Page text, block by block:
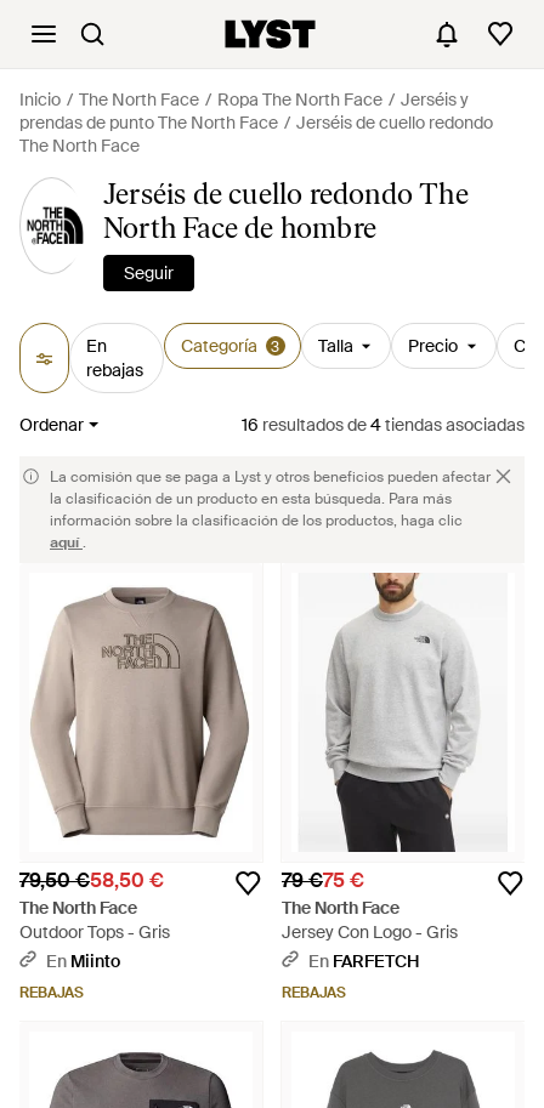
Inicio The North Face Ropa The North Face
Jerséis y
prendas de punto The North Face
Jerséis de cuello redondo
The North Face
Jerséis de cuello redondo The
North Face de hombre
Seguir
En
rebajas
Categoría 3 Talla Precio
Ordenar 16 resultadosde4tiendas asociadas
La comisión que se paga a Lyst y otros beneficios pueden afectar
la clasificación de un producto en esta búsqueda. Para más
información sobre la clasificación de los productos, haga clic
aquí.
79,50 €58,50 €
The North Face
Outdoor Tops - Gris
En Miinto
REBAJAS
79 €75 €
The North Face
Jersey Con Logo - Gris
En FARFETCH
REBAJAS